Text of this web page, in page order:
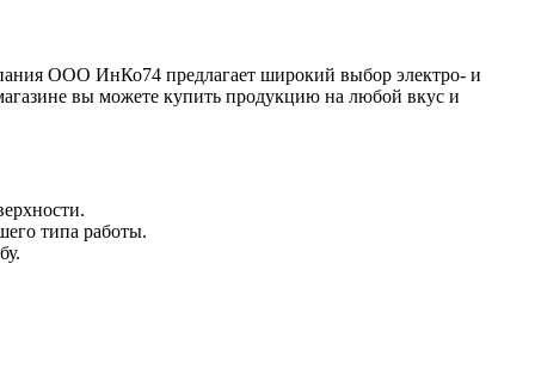
ООО ИнКо74 предлагает широкий выбор электро- и
вы можете купить продукцию на любой вкус и
типа работы.